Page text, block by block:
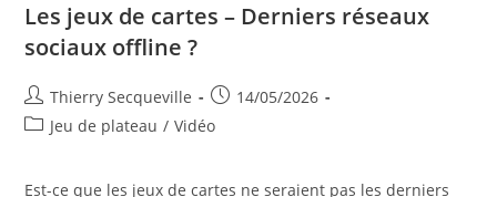
Les jeux de cartes – Derniers réseaux
sociaux offline ?
Auteur/autrice
de
Thierry Secqueville
Publication
publiée :
14/05/2026
PostJeu de plateau / Vidéo
Est-ce que les jeux de cartes ne seraient pas les derniers